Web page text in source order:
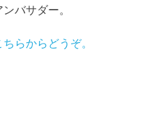
バサダー。
ちらからどうぞ。